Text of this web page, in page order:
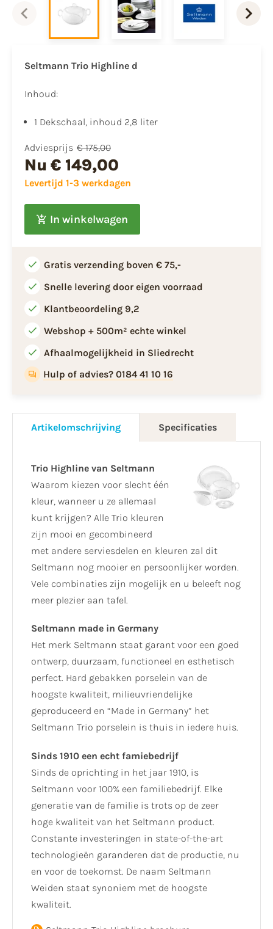
Seltmann Trio Highline d
Inhoud:
1 Dekschaal, inhoud 2,8 liter
Adviesprijs € 175,00
Nu € 149,00
Levertijd 1-3 werkdagen
In winkelwagen
Gratis verzending boven € 75,-
Snelle levering door eigen voorraad
Klantbeoordeling 9,2
Webshop + 500m² echte winkel
Afhaalmogelijkheid in Sliedrecht
Hulp of advies? 0184 41 10 16
Artikelomschrijving Specificaties
Trio Highline van Seltmann
Waarom kiezen voor slecht één
kleur, wanneer u ze allemaal
kunt krijgen? Alle Trio kleuren
zijn mooi en gecombineerd
met andere serviesdelen en kleuren zal dit
Seltmann nog mooier en persoonlijker worden.
Vele combinaties zijn mogelijk en u beleeft nog
meer plezier aan tafel.
Seltmann made in Germany
Het merk Seltmann staat garant voor een goed
ontwerp, duurzaam, functioneel en esthetisch
perfect. Hard gebakken porselein van de
hoogste kwaliteit, milieuvriendelijke
geproduceerd en “Made in Germany” het
Seltmann Trio porselein is thuis in iedere huis.
Sinds 1910 een echt famiebedrijf
Sinds de oprichting in het jaar 1910, is
Seltmann voor 100% een familiebedrijf. Elke
generatie van de familie is trots op de zeer
hoge kwaliteit van het Seltmann product.
Constante investeringen in state-of-the-art
technologieën garanderen dat de productie, nu
en voor de toekomst. De naam Seltmann
Weiden staat synoniem met de hoogste
kwaliteit.